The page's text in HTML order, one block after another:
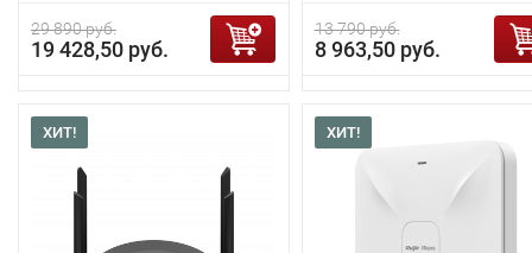
29 890 руб.
19 428,50 руб.
13 790 руб.
8 963,50 руб.
ХИТ! ХИТ!